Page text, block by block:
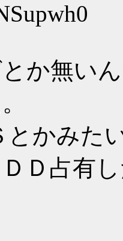
か無い
とかみた
Ｄ占有